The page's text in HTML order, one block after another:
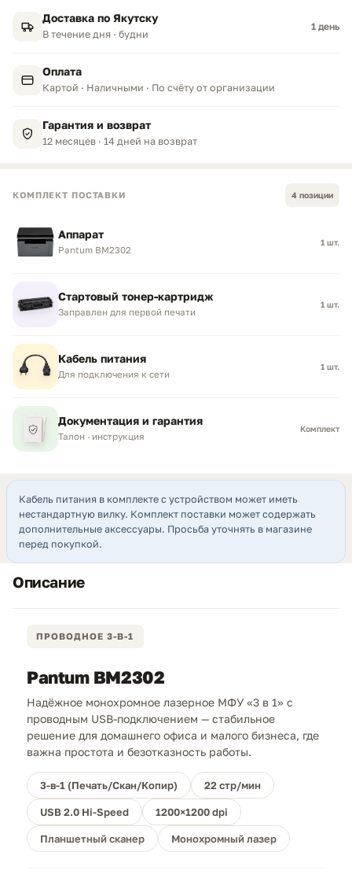
Доставка по Якутску
В течение дня · будни
1 день
Оплата
Картой · Наличными · По счёту от организации
Гарантия и возврат
12 месяцев · 14 дней на возврат
КОМПЛЕКТ ПОСТАВКИ 4 позиции
Аппарат
Pantum BM2302
1 шт.
Стартовый тонер-картридж
Заправлен для первой печати
1 шт.
Кабель питания
Для подключения к сети
1 шт.
Документация и гарантия
Талон · инструкция
Комплект
Кабель питания в комплекте с устройством может иметь
нестандартную вилку. Комплект поставки может содержать
дополнительные аксессуары. Просьба уточнять в магазине
перед покупкой.
Описание
ПРОВОДНОЕ 3-В-1
Pantum BM2302
Надёжное монохромное лазерное МФУ «3 в 1» с
проводным USB-подключением — стабильное
решение для домашнего офиса и малого бизнеса, где
важна простота и безотказность работы.
3-в-1 (Печать/Скан/Копир) 22 стр/мин
USB 2.0 Hi-Speed 1200×1200 dpi
Планшетный сканер Монохромный лазер